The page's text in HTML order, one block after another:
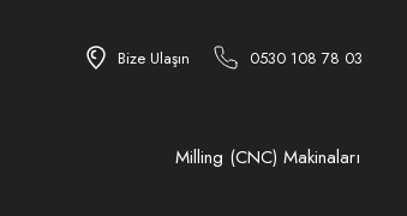
Bize Ulaşın 0530 108 78 03
Milling (CNC) Makinaları